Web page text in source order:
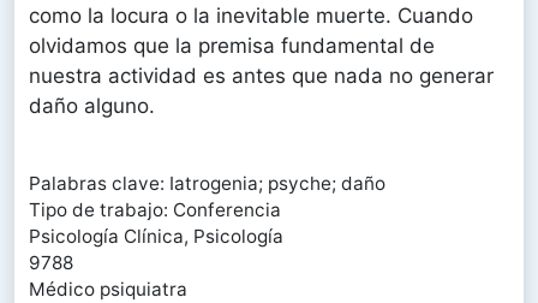
como la locura o la inevitable muerte. Cuando
olvidamos que la premisa fundamental de
nuestra actividad es antes que nada no generar
daño alguno.
Palabras clave: Iatrogenia; psyche; daño
Tipo de trabajo: Conferencia
Psicología Clínica, Psicología
9788
Médico psiquiatra